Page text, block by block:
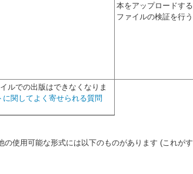
本をアップロードする
ファイルの検証を行
ルでの出版はできなくなりま
関してよく寄せられる質問
使用可能な形式には以下のものがあります (これがす